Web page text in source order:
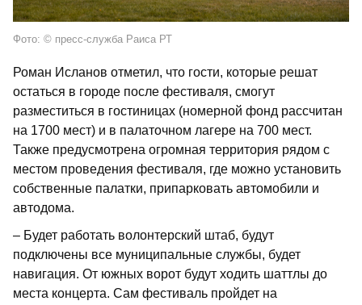
Фото: © пресс-служба Раиса РТ
Роман Исланов отметил, что гости, которые решат
остаться в городе после фестиваля, смогут
разместиться в гостиницах (номерной фонд рассчитан
на 1700 мест) и в палаточном лагере на 700 мест.
Также предусмотрена огромная территория рядом с
местом проведения фестиваля, где можно установить
собственные палатки, припарковать автомобили и
автодома.
– Будет работать волонтерский штаб, будут
подключены все муниципальные службы, будет
навигация. От южных ворот будут ходить шаттлы до
места концерта. Сам фестиваль пройдет на